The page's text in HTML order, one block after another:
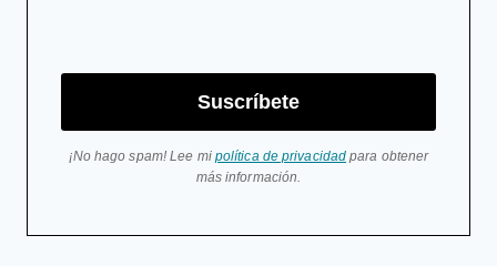
Suscríbete
¡No hago spam! Lee mi política de privacidad para obtener
más información.